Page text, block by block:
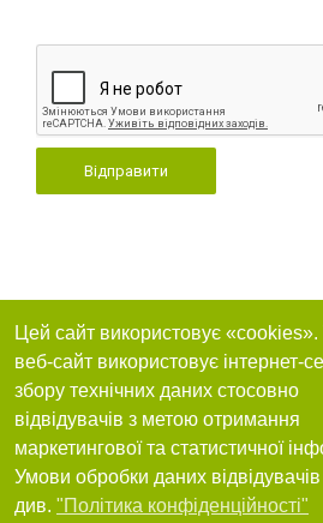
Відправити
Цей сайт використовує
веб-сайт використовує інтернет-
збору технічних даних стосовно
відвідувачів з метою отримання
маркетингової та статистичної
Умови обробки даних
див. "Політика конфіденційності"